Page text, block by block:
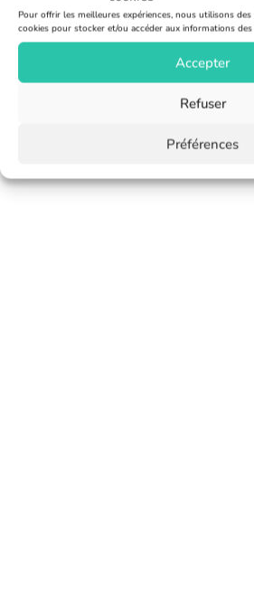
Pour offrir les meilleures expériences, nous utilisons
cookies pour stocker et/ou accéder aux informations des
Accepter
Refuser
Préférences